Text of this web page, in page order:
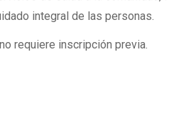
integral de las personas.
requiere inscripción previa.